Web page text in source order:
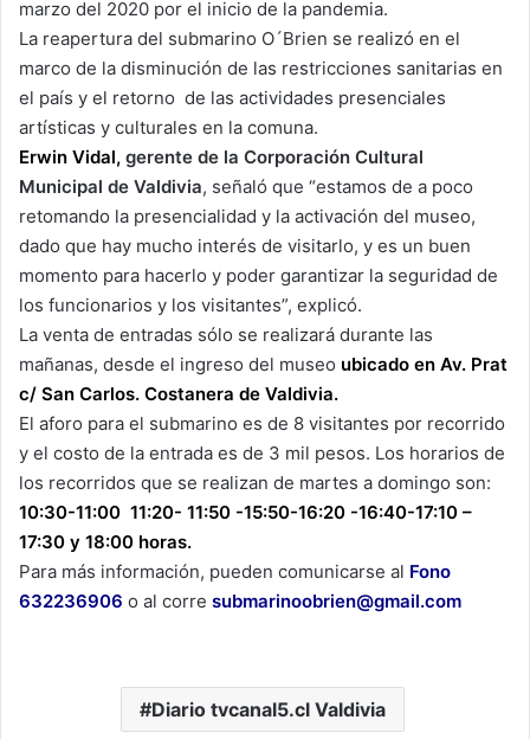
marzo del 2020 por el inicio de la pandemia.
La reapertura del submarino O´Brien se realizó en el
marco de la disminución de las restricciones sanitarias en
el país y el retorno de las actividades presenciales
artísticas y culturales en la comuna.
Erwin Vidal, gerente de la Corporación Cultural
Municipal de Valdivia, señaló que “estamos de a poco
retomando la presencialidad y la activación del museo,
dado que hay mucho interés de visitarlo, y es un buen
momento para hacerlo y poder garantizar la seguridad de
los funcionarios y los visitantes”, explicó.
La venta de entradas sólo se realizará durante las
mañanas, desde el ingreso del museo ubicado en Av. Prat
c/ San Carlos. Costanera de Valdivia.
El aforo para el submarino es de 8 visitantes por recorrido
y el costo de la entrada es de 3 mil pesos. Los horarios de
los recorridos que se realizan de martes a domingo son:
10:30-11:00 11:20- 11:50 -15:50-16:20 -16:40-17:10 –
17:30 y 18:00 horas.
Para más información, pueden comunicarse al Fono
632236906 o al corre submarinoobrien@gmail.com
Diario tvcanal5.cl Valdivia